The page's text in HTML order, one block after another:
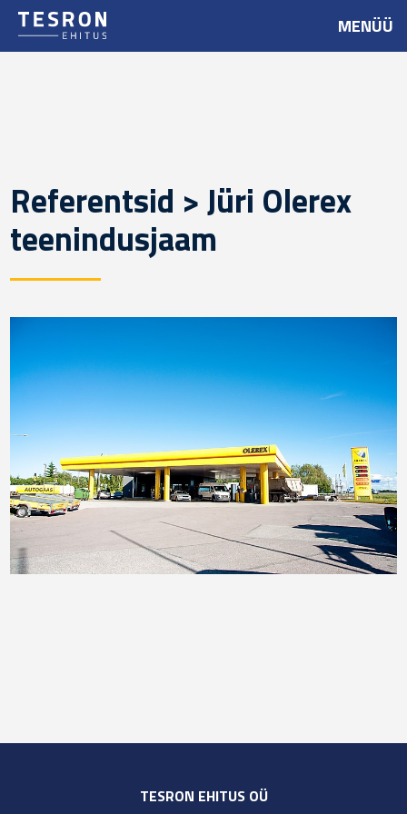
MENÜÜ
Referentsid > Jüri Olerex
teenindusjaam
TESRON EHITUS OÜ